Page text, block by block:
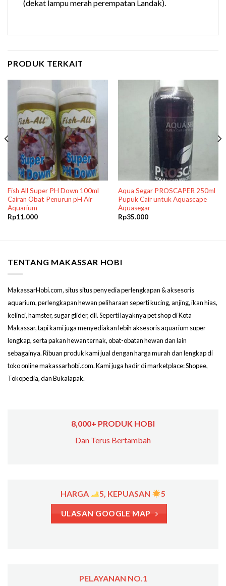
(dekat lampu merah perempatan Landak).
PRODUK TERKAIT
Fish All Super PH Down 100ml
Cairan Obat Penurun pH Air
Aquarium
Rp11.000
Aqua Segar PROSCAPER 250ml
Pupuk Cair untuk Aquascape
Aquasegar
Rp35.000
TENTANG MAKASSAR HOBI
MakassarHobi.com, situs situs penyedia perlengkapan & aksesoris
aquarium, perlengkapan hewan peliharaan seperti kucing, anjing, ikan hias,
kelinci, hamster, sugar glider, dll. Seperti layaknya pet shop di Kota
Makassar, tapi kami juga menyediakan lebih aksesoris aquarium super
lengkap, serta pakan hewan ternak, obat-obatan hewan dan lain
sebagainya. Ribuan produk kami jual dengan harga murah dan lengkap di
toko online makassarhobi.com. Kami juga hadir di marketplace: Shopee,
Tokopedia, dan Bukalapak.
8,000+ PRODUK HOBI
Dan Terus Bertambah
HARGA 5, KEPUASAN 5
ULASAN GOOGLE MAP
PELAYANAN NO.1